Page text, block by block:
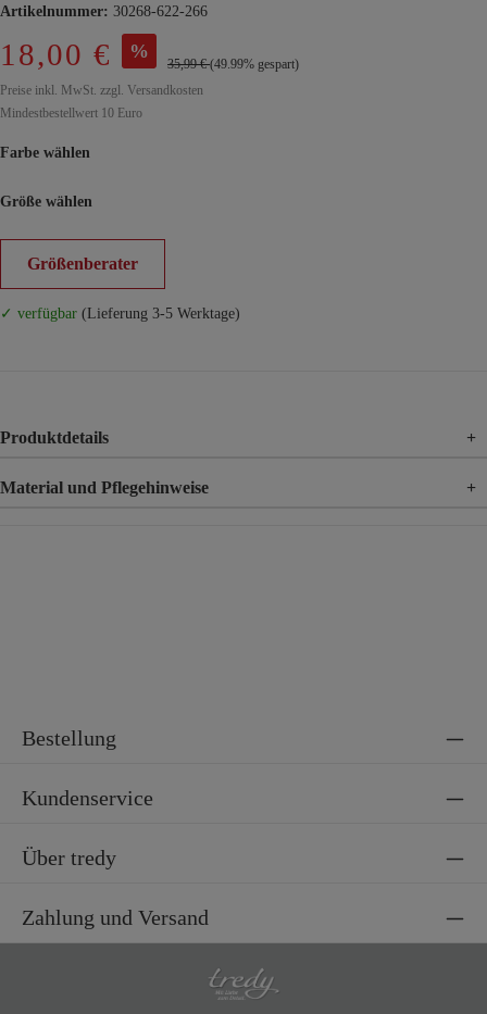
Artikelnummer: 30268-622-266
18,00 € %
35,99 €(49.99% gespart)
Preise inkl. MwSt. zzgl. Versandkosten
Mindestbestellwert 10 Euro
Farbe wählen
Größe wählen
Größenberater
✓ verfügbar (Lieferung 3-5 Werktage)
Produktdetails +
Material und Pflegehinweise +
Bestellung
Kundenservice
Über tredy
Zahlung und Versand